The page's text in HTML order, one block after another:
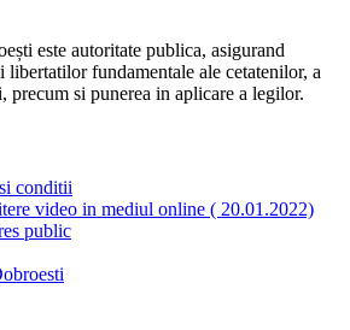
este autoritate publica, asigurand
libertatilor fundamentale ale cetatenilor, a
precum si punerea in aplicare a legilor.
conditii
video in mediul online ( 20.01.2022)
public